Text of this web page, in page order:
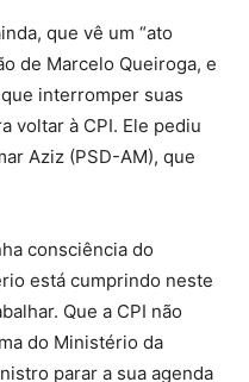
que vê um “ato
de Marcelo Queiroga, e
interromper suas
voltar à CPI. Ele pediu
Aziz (PSD-AM), que
consciência do
está cumprindo neste
Que a CPI não
do Ministério da
parar a sua agenda